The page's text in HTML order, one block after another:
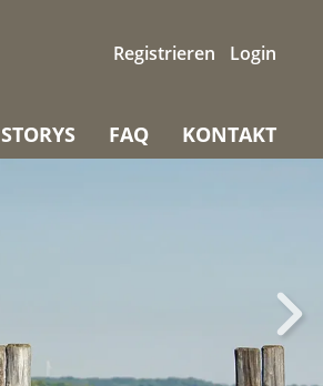
Registrieren Login
STORYS FAQ KONTAKT